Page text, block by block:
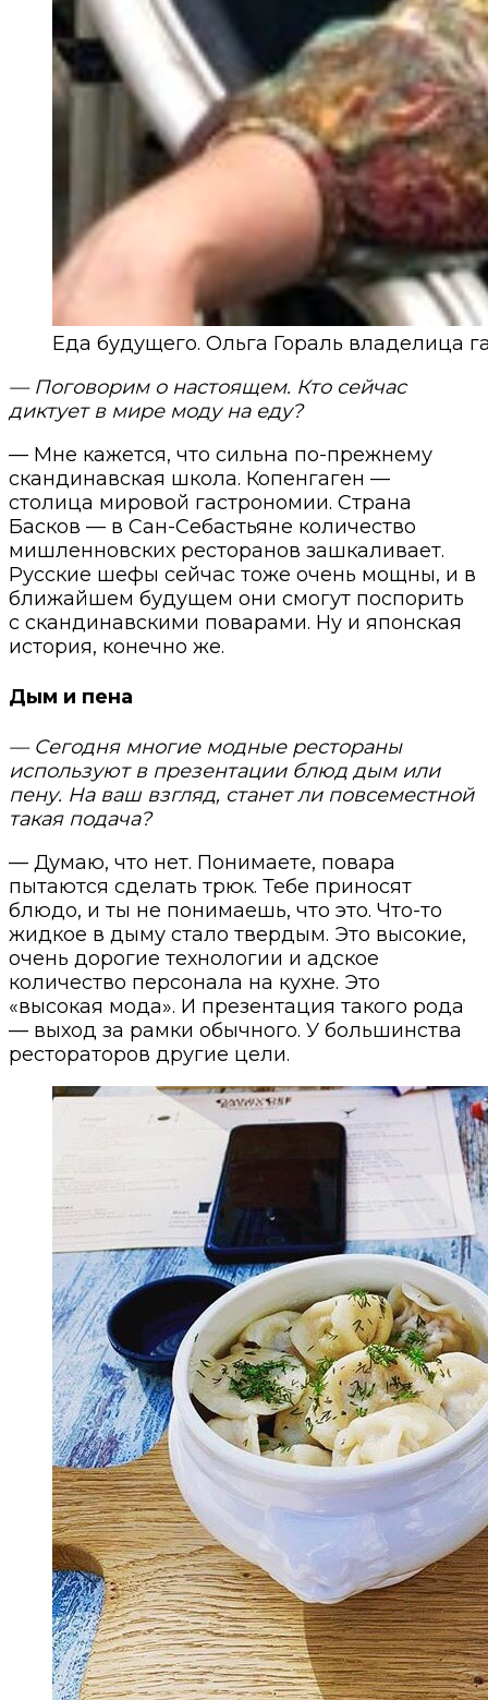
Еда будущего. Ольга Гораль владелица
— Поговорим о настоящем. Кто сейчас
диктует в мире моду на еду?
— Мне кажется, что сильна по-прежнему
скандинавская школа. Копенгаген —
столица мировой гастрономии. Страна
Басков — в Сан-Себастьяне количество
мишленновских ресторанов зашкаливает.
Русские шефы сейчас тоже очень мощны, и в
ближайшем будущем они смогут поспорить
с скандинавскими поварами. Ну и японская
история, конечно же.
Дым и пена
— Сегодня многие модные рестораны
используют в презентации блюд дым или
пену. На ваш взгляд, станет ли повсеместной
такая подача?
— Думаю, что нет. Понимаете, повара
пытаются сделать трюк. Тебе приносят
блюдо, и ты не понимаешь, что это. Что-то
жидкое в дыму стало твердым. Это высокие,
очень дорогие технологии и адское
количество персонала на кухне. Это
«высокая мода». И презентация такого рода
— выход за рамки обычного. У большинства
рестораторов другие цели.